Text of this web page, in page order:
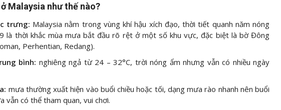
Malaysia như thế nào?
trưng: Malaysia nằm trong vùng khí hậu xích đạo, thời tiết quanh năm nóng
là thời khắc mùa mưa bắt đầu rõ rệt ở một số khu vực, đặc biệt là bờ Đông
Perhentian, Redang).
bình: nghiêng ngả từ 24 – 32°C, trời nóng ẩm nhưng vẫn có nhiều ngày
mưa thường xuất hiện vào buổi chiều hoặc tối, dạng mưa rào nhanh nên buổi
vẫn có thể tham quan, vui chơi.